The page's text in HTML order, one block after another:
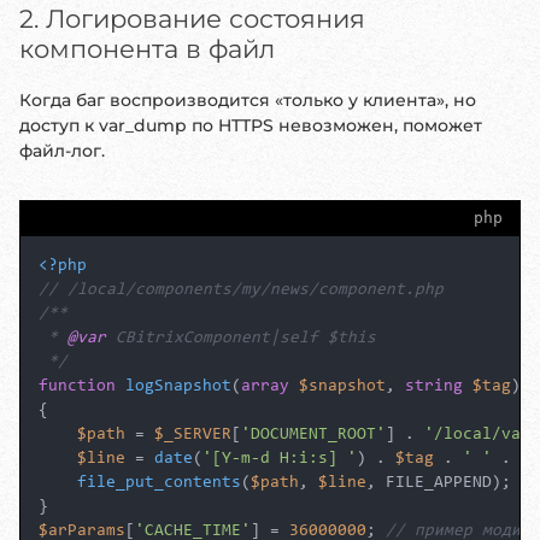
2. Логирование состояния
компонента в файл
Когда баг воспроизводится «только у клиента», но
доступ к var_dump по HTTPS невозможен, поможет
файл-лог.
php
<?php
// /local/components/my/news/component.php
/**
* @var CBitrixComponent|self $this
*/
function
logSnapshot ( array $snapshot , string $tag ):
{
$path = $_SERVER 'DOCUMENT_ROOT' ] .
'/local/var/
$line = date ( '[Y-m-d H:i:s] ' ) . $tag . ' ' .
file_put_contents ( $path , $line , FILE_APPEND);
$arParams
'CACHE_TIME' ] = 36000000 ; // пример